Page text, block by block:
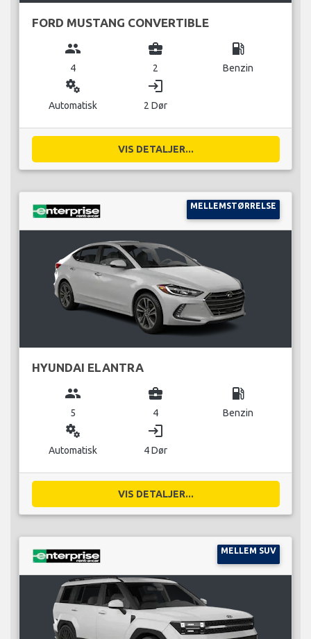
FORD MUSTANG CONVERTIBLE
group
4
business_center
2
local_gas_station
Benzin
miscellaneous_services
Automatisk
login
2 Dør
VIS DETALJER...
MELLEMSTØRRELSE
HYUNDAI ELANTRA
group
5
business_center
4
local_gas_station
Benzin
miscellaneous_services
Automatisk
login
4 Dør
VIS DETALJER...
MELLEM SUV